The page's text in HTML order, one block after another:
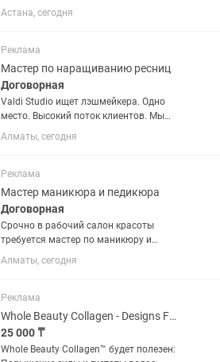
объявления в . Мощность: 30 Вт
Обороты: до 35 000 об/мин Подходит
ногтей. В комплекте блок...
Астана, сегодня
Реклама
Мастер по наращиванию ресниц
Договорная
Valdi Studio ищет лэшмейкера. Одно
место. Высокий поток клиентов. Мы
растём — и записи к нашим мастерам
расписаны на недели вперёд. Сейчас
который хочет стабильный...
Алматы, сегодня
Реклама
Мастер маникюра и педикюра
Договорная
Срочно в рабочий салон красоты
требуется мастер по маникюру и
педикюру. Наращивание ногтей 💅🏻
Алматы, сегодня
Реклама
Whole Beauty Collagen - Designs For Health - WBTYCN - 180 g. Коллаген
25 000 ₸
Whole Beauty Collagen™ будет полезен: